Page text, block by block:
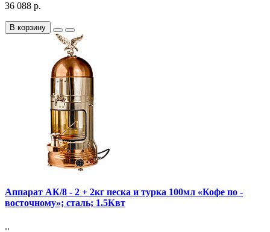
36 088 р.
В корзину
Аппарат АК/8 - 2 + 2кг песка и турка 100мл «Кофе по -
восточному»; сталь; 1.5Квт
..